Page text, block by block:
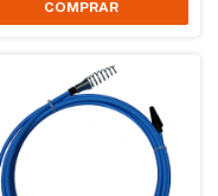
COMPRAR